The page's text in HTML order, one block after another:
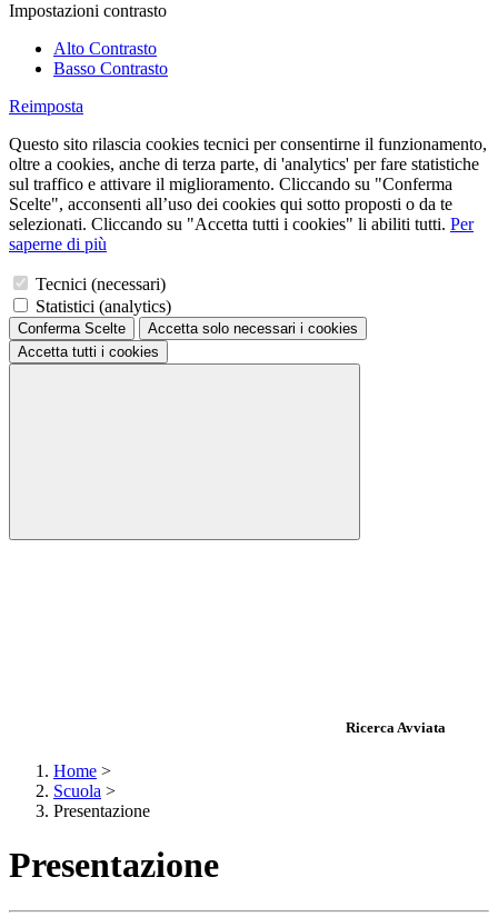
Impostazioni contrasto
Alto Contrasto
Basso Contrasto
Reimposta
Questo sito rilascia cookies tecnici per consentirne il funzionamento,
oltre a cookies, anche di terza parte, di 'analytics' per fare statistiche
sul traffico e attivare il miglioramento. Cliccando su "Conferma
Scelte", acconsenti all’uso dei cookies qui sotto proposti o da te
selezionati. Cliccando su "Accetta tutti i cookies" li abiliti tutti. Per
saperne di più
Tecnici (necessari)
Statistici (analytics)
Conferma Scelte Accetta solo necessari i cookies
Accetta tutti i cookies
Ricerca Avviata
Home >
Scuola >
Presentazione
Presentazione